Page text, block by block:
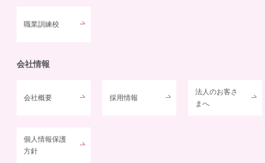
職業訓練校
会社情報
会社概要 採用情報
法人のお客さ
まへ
個人情報保護
方針